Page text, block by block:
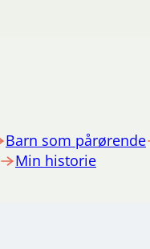
Barn som pårørende
Min historie